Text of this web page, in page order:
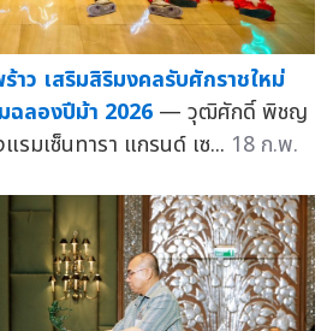
าว เสริมสิริมงคลรับศักราชใหม่
ลองปีม้า 2026 — วุฒิศักดิ์ พิชญ
รมเซ็นทารา แกรนด์ เซ... 18 ก.พ.